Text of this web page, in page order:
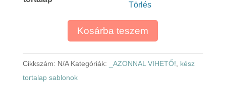
Törlés
Kosárba teszem
Cikkszám: N/A Kategóriák: _AZONNAL VIHETŐ!
kész
tortalap sablonok